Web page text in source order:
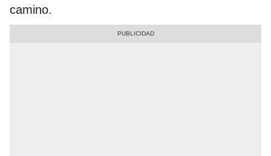
camino.